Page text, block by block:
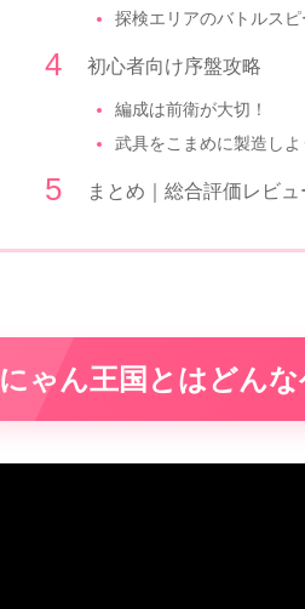
探検エリアのバトルス
初心者向け序盤攻略
編成は前衛が大切！
武具をこまめに製造しよ
まとめ｜総合評価レビュ
にゃん王国とはどんな